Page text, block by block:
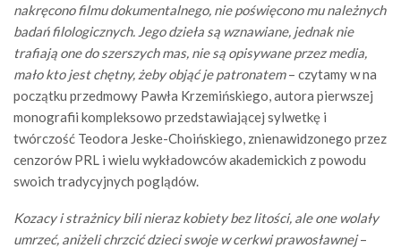
nakręcono filmu dokumentalnego, nie poświęcono mu należnych
badań filologicznych. Jego dzieła są wznawiane, jednak nie
trafiają one do szerszych mas, nie są opisywane przez media,
mało kto jest chętny, żeby objąć je patronatem– czytamy w na
początku przedmowy Pawła Krzemińskiego, autora pierwszej
monografii kompleksowo przedstawiającej sylwetkę i
twórczość Teodora Jeske-Choińskiego, znienawidzonego przez
cenzorów PRL i wielu wykładowców akademickich z powodu
swoich tradycyjnych poglądów.
Kozacy i strażnicy bili nieraz kobiety bez litości, ale one wolały
umrzeć, aniżeli chrzcić dzieci swoje w cerkwi prawosławnej–